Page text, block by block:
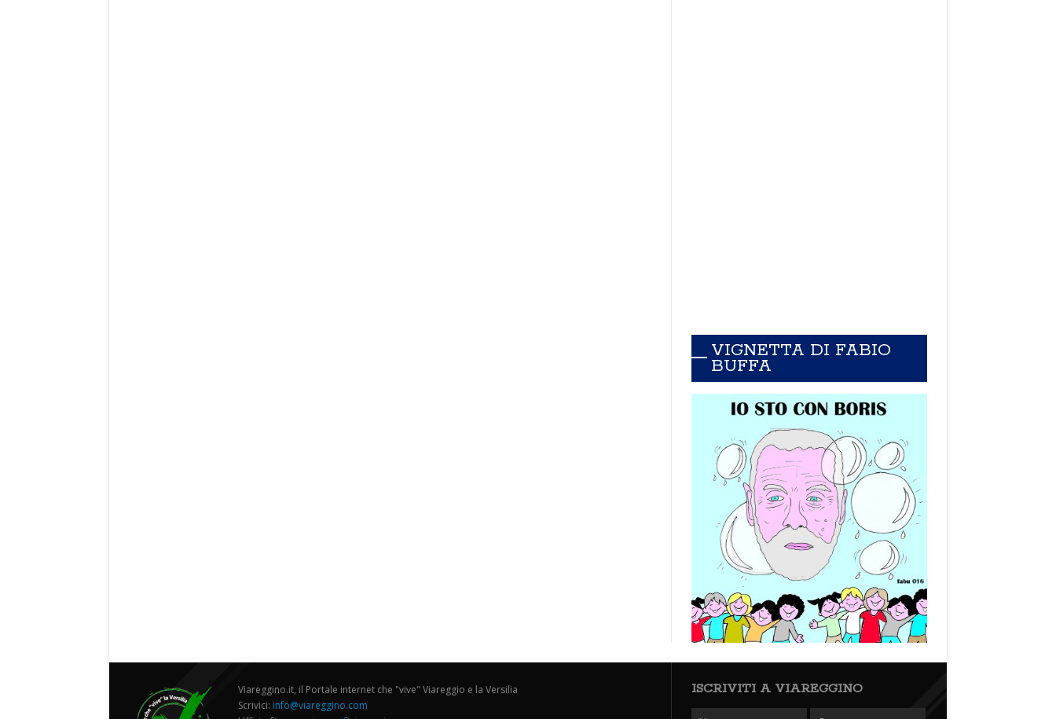
VIGNETTA DI FABIO
BUFFA
Viareggino.it, il Portale internet che "vive" Viareggio e la Versilia
Scrivici: info@viareggino.com
ISCRIVITI A VIAREGGINO